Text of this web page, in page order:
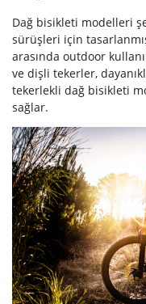
Dağ bisikleti modelleri
sürüşleri için
arasında outdoor
ve dişli tekerler,
tekerlekli dağ bisikleti
sağlar.